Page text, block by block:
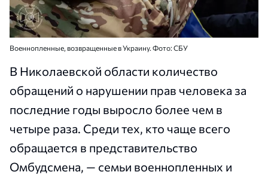
Военнопленные, возвращенные в Украину. Фото: СБУ
В Николаевской области количество
обращений о нарушении прав человека за
последние годы выросло более чем в
четыре раза. Среди тех, кто чаще всего
обращается в представительство
Омбудсмена, — семьи военнопленных и